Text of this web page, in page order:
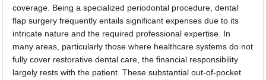
coverage. Being a specialized periodontal procedure, dental
flap surgery frequently entails significant expenses due to its
intricate nature and the required professional expertise. In
many areas, particularly those where healthcare systems do not
fully cover restorative dental care, the financial responsibility
largely rests with the patient. These substantial out-of-pocket